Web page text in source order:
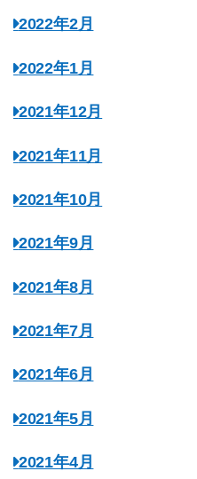
2022年2月
2022年1月
2021年12月
2021年11月
2021年10月
2021年9月
2021年8月
2021年7月
2021年6月
2021年5月
2021年4月